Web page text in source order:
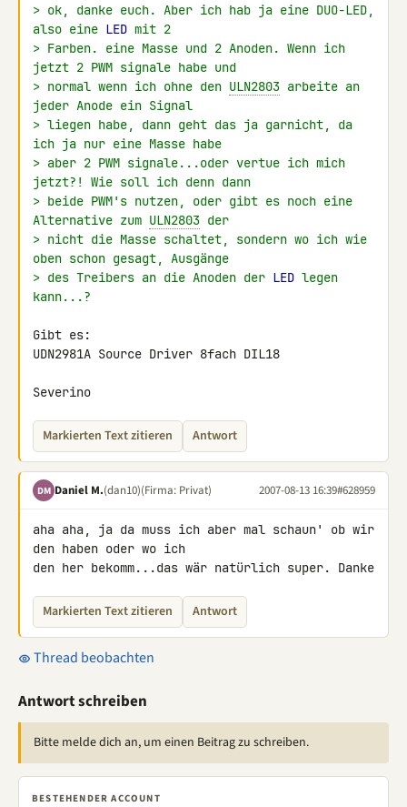
> ok, danke euch. Aber ich hab ja eine DUO-LED,
also eine LED mit 2
> Farben. eine Masse und 2 Anoden. Wenn ich
jetzt 2 PWM signale habe und
> normal wenn ich ohne den ULN2803 arbeite an
jeder Anode ein Signal
> liegen habe, dann geht das ja garnicht, da
ich ja nur eine Masse habe
> aber 2 PWM signale...oder vertue ich mich
jetzt?! Wie soll ich denn dann
> beide PWM's nutzen, oder gibt es noch eine
Alternative zum ULN2803 der
> nicht die Masse schaltet, sondern wo ich wie
oben schon gesagt, Ausgänge
> des Treibers an die Anoden der LED legen
kann...?
Gibt es:
UDN2981A Source Driver 8fach DIL18
Severino
Markierten Text zitieren Antwort
DM Daniel M.(dan10)(Firma: Privat) 2007-08-13 16:39#628959
aha aha, ja da muss ich aber mal schaun' ob wir
den haben oder wo ich
den her bekomm...das wär natürlich super. Danke
Markierten Text zitieren Antwort
Thread beobachten
Antwort schreiben
Bitte melde dich an, um einen Beitrag zu schreiben.
BESTEHENDER ACCOUNT